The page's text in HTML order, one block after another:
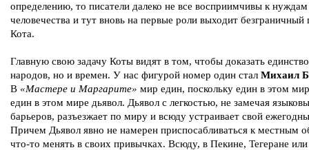
определению, то писатели далеко не все восприимчивы к
человечества и тут вновь на первые роли выходит безграничный
Кота.
Главную свою задачу Коты видят в том, чтобы доказать
народов, но и времен. У нас фигурой номер один стал Михаил
В «Мастере и Маргарите» мир един, поскольку един в этом
един в этом мире дьявол. Дьявол с легкостью, не замечая
барьеров, разъезжает по миру и всюду устраивает свой
Причем Дьявол явно не намерен приспосабливаться к местным
что-то менять в своих привычках. Всюду, в Пекине, Тегеране или